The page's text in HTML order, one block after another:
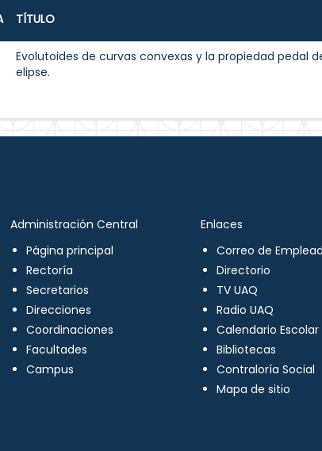
TÍTULO
Evolutoides de curvas convexas y la propiedad pedal
elipse.
Administración Central
Página principal
Rectoría
Secretarios
Direcciones
Coordinaciones
Facultades
Campus
Enlaces
Correo de
Directorio
TV UAQ
Radio UAQ
Calendario Escolar
Bibliotecas
Contraloría Social
Mapa de sitio